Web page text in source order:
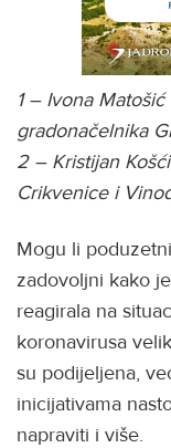
1 – Ivona
gradonačelnika
2 – Kristijan
Crikvenice i
Mogu li
zadovoljni kako
reagirala na
koronavirusa
su podijeljena,
inicijativama
napraviti i više.